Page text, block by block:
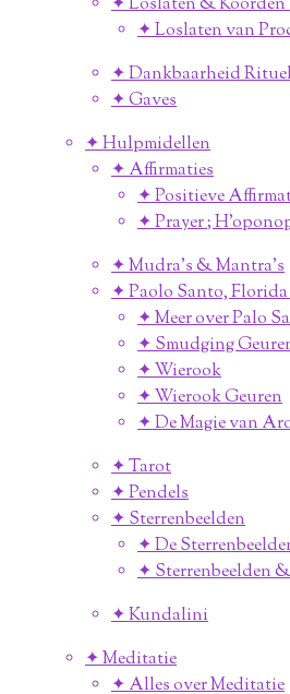
✦ Loslaten & Koorden
✦ Loslaten van
✦ Dankbaarheid
✦ Gaves
✦ Hulpmidellen
✦ Affirmaties
✦ Positieve
✦ Prayer ;
✦ Mudra's & Mantra's
✦ Paolo Santo,
✦ Meer over Palo
✦ Smudging
✦ Wierook
✦ Wierook Geuren
✦ De Magie van
✦ Tarot
✦ Pendels
✦ Sterrenbeelden
✦ De
✦ Sterrenbeelden
✦ Kundalini
✦ Meditatie
✦ Alles over Meditatie